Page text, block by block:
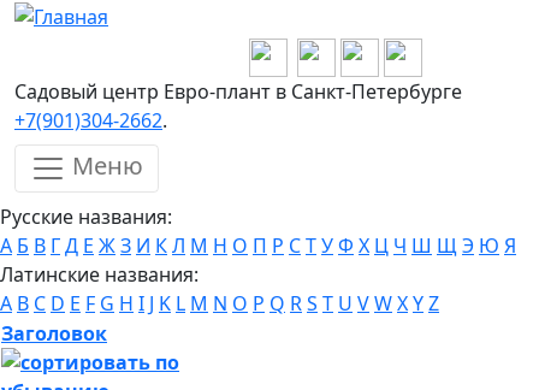
Перейти к основному содержанию
Садовый центр Евро-плант в Санкт-Петербурге
+7(901)304-2662.
Меню
Русские названия:
А Б В ГД Е ЖЗ И КЛ М Н О П Р СТУФ Х Ц Ч Ш ЩЭ Ю Я
Латинские названия:
A B C D E F G H I J K L M N O P Q RS T U VWXYZ
Заголовок